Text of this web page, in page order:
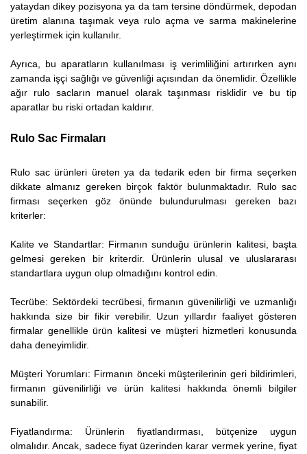
yataydan dikey pozisyona ya da tam tersine döndürmek, depodan
üretim alanına taşımak veya rulo açma ve sarma makinelerine
yerleştirmek için kullanılır.
Ayrıca, bu aparatların kullanılması iş verimliliğini artırırken aynı
zamanda işçi sağlığı ve güvenliği açısından da önemlidir. Özellikle
ağır rulo sacların manuel olarak taşınması risklidir ve bu tip
aparatlar bu riski ortadan kaldırır.
Rulo Sac Firmaları
Rulo sac ürünleri üreten ya da tedarik eden bir firma seçerken
dikkate almanız gereken birçok faktör bulunmaktadır. Rulo sac
firması seçerken göz önünde bulundurulması gereken bazı
kriterler:
Kalite ve Standartlar: Firmanın sunduğu ürünlerin kalitesi, başta
gelmesi gereken bir kriterdir. Ürünlerin ulusal ve uluslararası
standartlara uygun olup olmadığını kontrol edin.
Tecrübe: Sektördeki tecrübesi, firmanın güvenilirliği ve uzmanlığı
hakkında size bir fikir verebilir. Uzun yıllardır faaliyet gösteren
firmalar genellikle ürün kalitesi ve müşteri hizmetleri konusunda
daha deneyimlidir.
Müşteri Yorumları: Firmanın önceki müşterilerinin geri bildirimleri,
firmanın güvenilirliği ve ürün kalitesi hakkında önemli bilgiler
sunabilir.
Fiyatlandırma: Ürünlerin fiyatlandırması, bütçenize uygun
olmalıdır. Ancak, sadece fiyat üzerinden karar vermek yerine, fiyat